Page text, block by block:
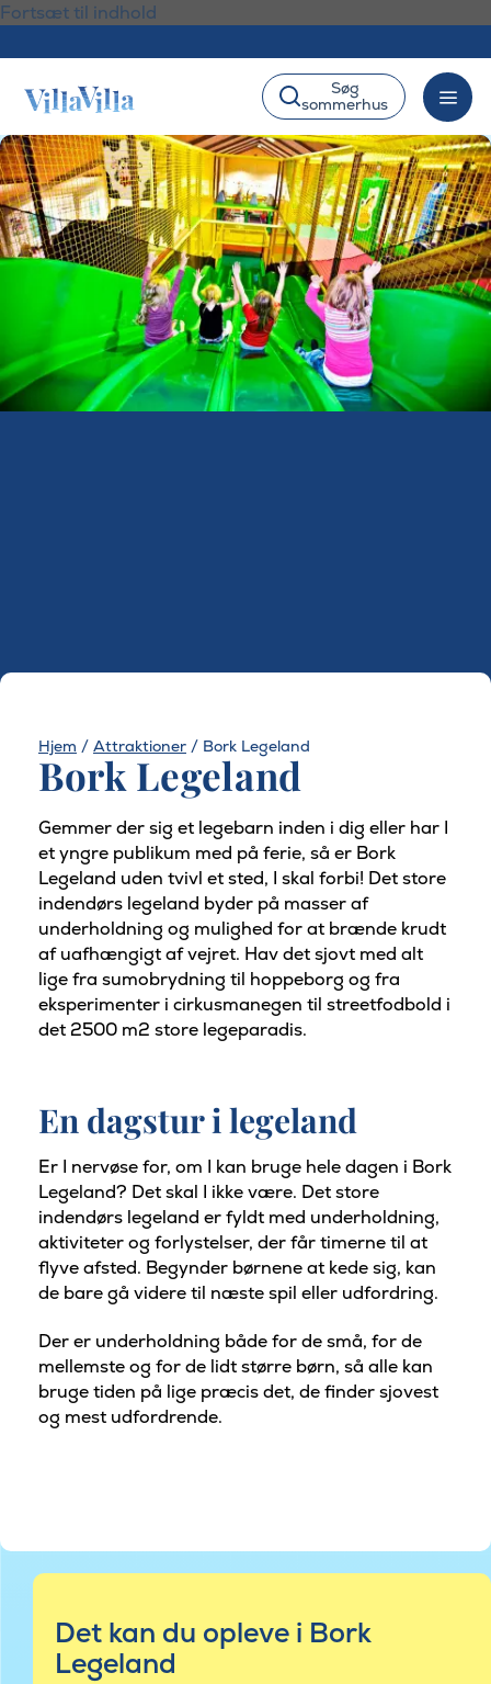
Fortsæt til indhold
Søg
sommerhus
Hjem / Attraktioner / Bork Legeland
Bork Legeland
Gemmer der sig et legebarn inden i dig eller har I
et yngre publikum med på ferie, så er Bork
Legeland uden tvivl et sted, I skal forbi! Det store
indendørs legeland byder på masser af
underholdning og mulighed for at brænde krudt
af uafhængigt af vejret. Hav det sjovt med alt
lige fra sumobrydning til hoppeborg og fra
eksperimenter i cirkusmanegen til streetfodbold i
det 2500 m2 store legeparadis.
En dagstur i legeland
Er I nervøse for, om I kan bruge hele dagen i Bork
Legeland? Det skal I ikke være. Det store
indendørs legeland er fyldt med underholdning,
aktiviteter og forlystelser, der får timerne til at
flyve afsted. Begynder børnene at kede sig, kan
de bare gå videre til næste spil eller udfordring.
Der er underholdning både for de små, for de
mellemste og for de lidt større børn, så alle kan
bruge tiden på lige præcis det, de finder sjovest
og mest udfordrende.
Det kan du opleve i Bork
Legeland